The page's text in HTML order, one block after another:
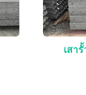
เสา